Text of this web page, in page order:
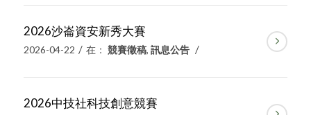
2026沙崙資安新秀大賽
2026-04-22 / 在： 競賽徵稿, 訊息公告 /
2026中技社科技創意競賽